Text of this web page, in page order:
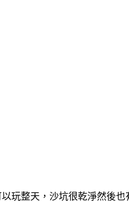
玩整天，沙坑很乾淨然後